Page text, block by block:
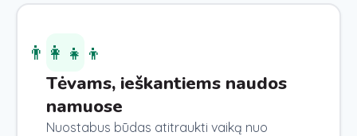
👨‍👩‍👧‍👦
Tėvams, ieškantiems naudos
namuose
Nuostabus būdas atitraukti vaiką nuo